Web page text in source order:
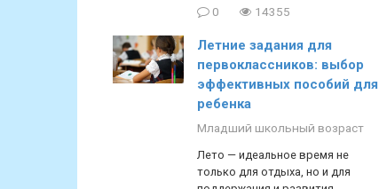
0 14355
Летние задания для
первоклассников: выбор
эффективных пособий для
ребенка
Младший школьный возраст
Лето — идеальное время не
только для отдыха, но и для